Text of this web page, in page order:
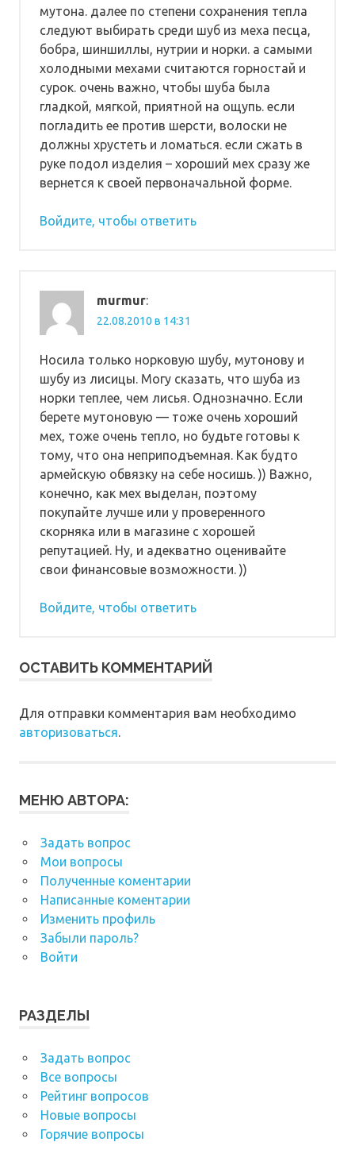
мутона. далее по степени сохранения тепла
следуют выбирать среди шуб из меха песца,
бобра, шиншиллы, нутрии и норки. а самыми
холодными мехами считаются горностай и
сурок. очень важно, чтобы шуба была
гладкой, мягкой, приятной на ощупь. если
погладить ее против шерсти, волоски не
должны хрустеть и ломаться. если сжать в
руке подол изделия – хороший мех сразу же
вернется к своей первоначальной форме.
Войдите, чтобы ответить
murmur:
22.08.2010 в 14:31
Носила только норковую шубу, мутонову и
шубу из лисицы. Могу сказать, что шуба из
норки теплее, чем лисья. Однозначно. Если
берете мутоновую — тоже очень хороший
мех, тоже очень тепло, но будьте готовы к
тому, что она неприподъемная. Как будто
армейскую обвязку на себе носишь. )) Важно,
конечно, как мех выделан, поэтому
покупайте лучше или у проверенного
скорняка или в магазине с хорошей
репутацией. Ну, и адекватно оценивайте
свои финансовые возможности. ))
Войдите, чтобы ответить
ОСТАВИТЬ КОММЕНТАРИЙ
Для отправки комментария вам необходимо
авторизоваться.
МЕНЮ АВТОРА:
Задать вопрос
Мои вопросы
Полученные коментарии
Написанные коментарии
Изменить профиль
Забыли пароль?
Войти
РАЗДЕЛЫ
Задать вопрос
Все вопросы
Рейтинг вопросов
Новые вопросы
Горячие вопросы